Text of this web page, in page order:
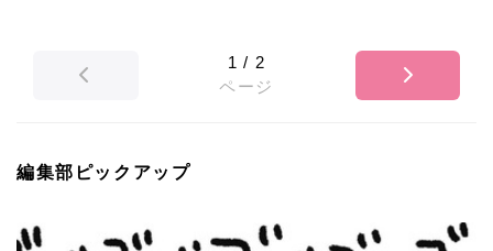
1 / 2
ページ
編集部ピックアップ